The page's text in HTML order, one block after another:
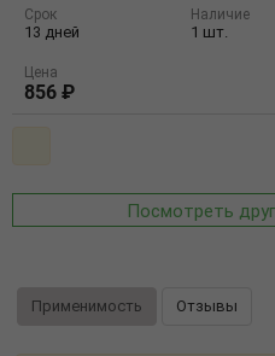
Срок
13 дней
Наличие
1 шт.
Цена
856 ₽
Посмотреть
Применимость Отзывы